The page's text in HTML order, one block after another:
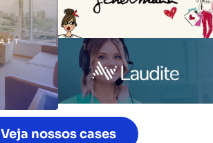
Veja nossos cases